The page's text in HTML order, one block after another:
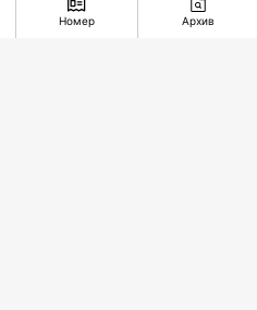
Номер Архив